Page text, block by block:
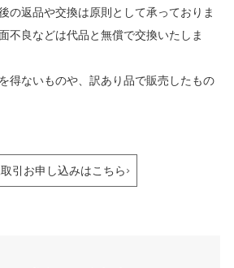
の返品や交換は原則として承っておりま
不良などは代品と無償で交換いたしま
得ないものや、訳あり品で販売したもの
引お申し込みはこちら